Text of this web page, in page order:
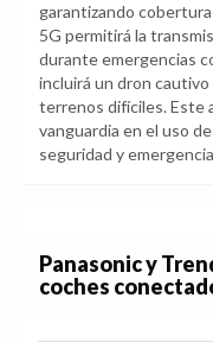
garantizando
5G permitirá la
durante emergencias
incluirá un dron
terrenos difíciles. Este
vanguardia en el uso
seguridad y
Panasonic y
coches